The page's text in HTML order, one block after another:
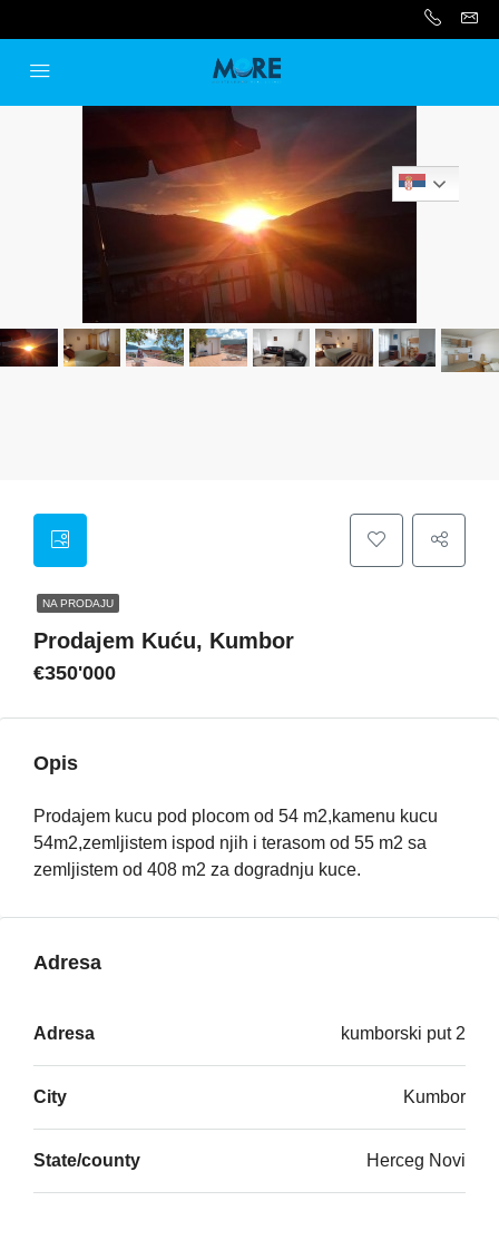
NA PRODAJU
Prodajem Kuću, Kumbor
€350'000
Opis
Prodajem kucu pod plocom od 54 m2,kamenu kucu
54m2,zemljistem ispod njih i terasom od 55 m2 sa
zemljistem od 408 m2 za dogradnju kuce.
Adresa
Adresa kumborski put 2
City Kumbor
State/county Herceg Novi
Serbian